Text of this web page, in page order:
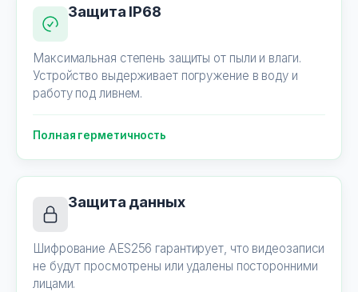
Защита IP68
Максимальная степень защиты от пыли и влаги.
Устройство выдерживает погружение в воду и
работу под ливнем.
Полная герметичность
Защита данных
Шифрование AES256 гарантирует, что видеозаписи
не будут просмотрены или удалены посторонними
лицами.